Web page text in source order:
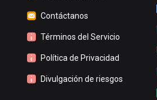
Contáctanos
Términos del Servicio
Política de Privacidad
Divulgación de riesgos